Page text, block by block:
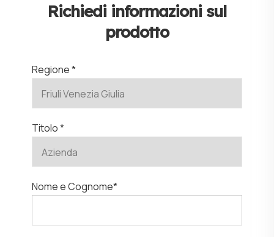
Richiedi informazioni sul
prodotto
Regione *
Titolo *
Nome e Cognome*